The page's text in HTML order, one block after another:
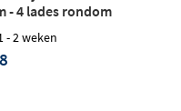
- 4 lades rondom
- rustic oak
- 2 weken